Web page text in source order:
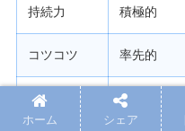
持続力 積極的
コツコツ 率先的
忍耐力 自発的
ホーム シェア